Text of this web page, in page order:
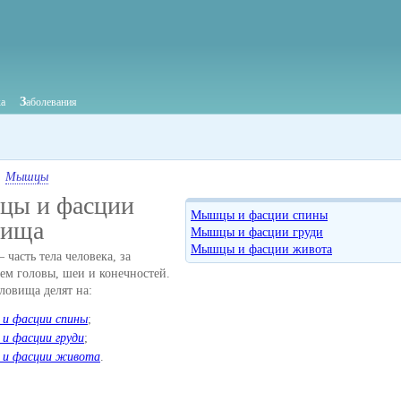
Заболевания
Мышцы
Мышцы и фасции спины
Мышцы и фасции груди
Мышцы и фасции живота
и фасции
тела человека, за
головы, шеи и конечностей.
делят на:
фасции спины;
фасции груди;
фасции живота.